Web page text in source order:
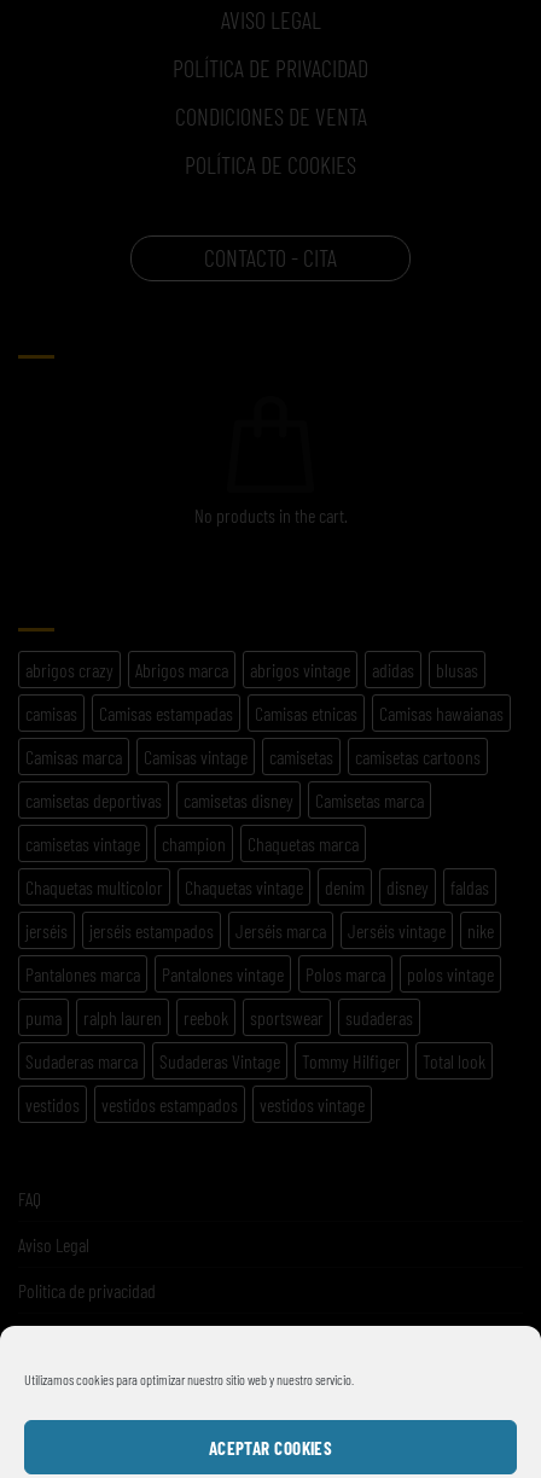
Utilizamos cookies para optimizar nuestro sitio web y nuestro servicio.
ACEPTAR COOKIES
AVISO LEGAL
POLÍTICA DE PRIVACIDAD
CONDICIONES DE VENTA
POLÍTICA DE COOKIES
CONTACTO - CITA
No products in the cart.
abrigos crazy Abrigos marca abrigos vintage adidas
blusas
camisas
Camisas estampadas Camisas etnicas
Camisas hawaianas
Camisas marca
Camisas vintage camisetas
camisetas cartoons
camisetas deportivas
camisetas disney
Camisetas marca
camisetas vintage
champion
Chaquetas marca
Chaquetas multicolor
Chaquetas vintage denim disney
faldas
jerséis
jerséis estampados Jerséis marca Jerséis vintage
nike
Pantalones marca
Pantalones vintage Polos marca
polos vintage
puma
ralph lauren reebok sportswear
sudaderas
Sudaderas marca
Sudaderas Vintage Tommy Hilfiger
Total look
vestidos
vestidos estampados vestidos vintage
FAQ
Aviso Legal
Politica de privacidad